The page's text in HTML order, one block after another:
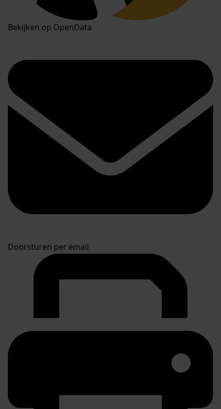
Bekijken op OpenData
Doorsturen per email